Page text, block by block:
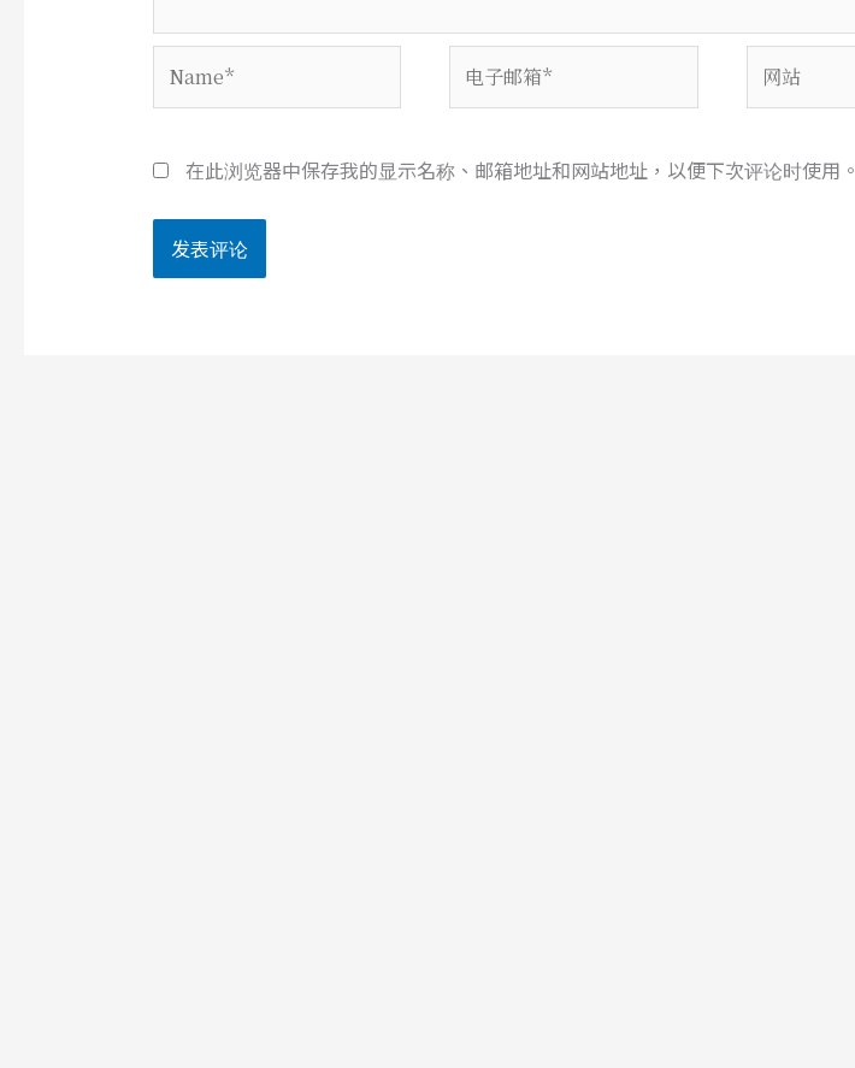
子
*
在此浏览器中保存我的显示名称、邮箱地址和网站地址，以便下次评论时使用。